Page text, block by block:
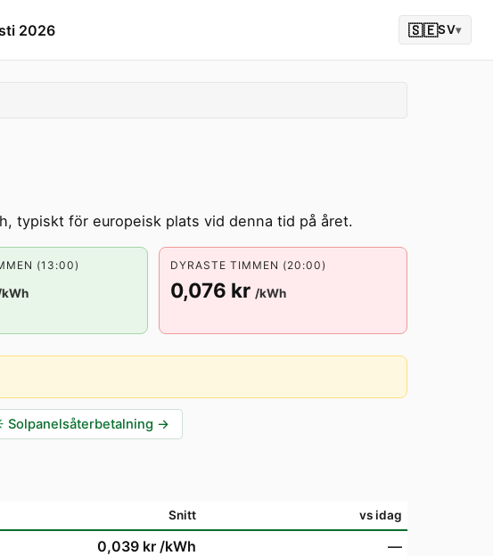
2026 🇸🇪SV▾
typiskt för europeisk plats vid denna tid på året.
(13:00) DYRASTE TIMMEN (20:00)
0,076 kr /kWh
Solpanelsåterbetalning →
Snitt vs idag
0,039 kr /kWh
—